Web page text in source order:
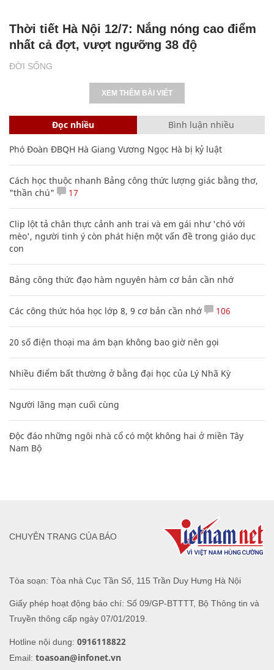
ĐỜI SỐNG
Thời tiết Hà Nội 12/7: Nắng nóng cao điểm
nhất cả đợt, vượt ngưỡng 38 độ
XEM THÊM BÀI VIẾT
Đọc nhiều Bình luận nhiều
Phó Đoàn ĐBQH Hà Giang Vương Ngọc Hà bị kỷ luật
Cách học thuộc nhanh Bảng công thức lượng giác bằng thơ,
"thần chú"
17
Clip lột tả chân thực cảnh anh trai và em gái như 'chó với
mèo', người tinh ý còn phát hiện một vấn đề trong giáo dục
con
Bảng công thức đạo hàm nguyên hàm cơ bản cần nhớ
Các công thức hóa học lớp 8, 9 cơ bản cần nhớ 106
20 số điện thoại ma ám bạn không bao giờ nên gọi
Nhiều điểm bất thường ở bằng đại học của Lý Nhã Kỳ
Người lãng mạn cuối cùng
Độc đáo những ngôi nhà cổ có một không hai ở miền Tây
Nam Bộ
Tòa soạn: Tòa nhà Cục Tần Số, 115 Trần Duy Hưng Hà Nội
Giấy phép hoạt động báo chí: Số 09/GP-BTTTT, Bộ Thông tin và
Truyền thông cấp ngày 07/01/2019.
Hotline nội dung: 0916118822
Email: toasoan@infonet.vn
CHUYÊN TRANG CỦA BÁO